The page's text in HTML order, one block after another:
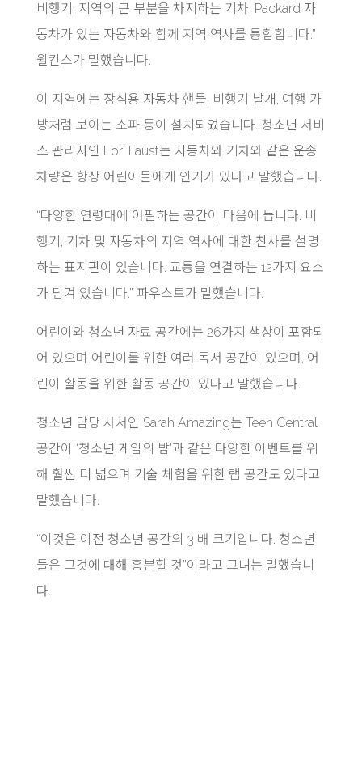
비행기, 지역의 큰 부분을 차지하는 기차, Packard 자
동차가 있는 자동차와 함께 지역 역사를 통합합니다.”
윌킨스가 말했습니다.
이 지역에는 장식용 자동차 핸들, 비행기 날개, 여행 가
방처럼 보이는 소파 등이 설치되었습니다. 청소년 서비
스 관리자인 Lori Faust는 자동차와 기차와 같은 운송
차량은 항상 어린이들에게 인기가 있다고 말했습니다.
“다양한 연령대에 어필하는 공간이 마음에 듭니다. 비
행기, 기차 및 자동차의 지 역 역사에 대한 찬사를 설명
하는 표지판이 있습니다. 교통을 연결하는 12가지 요소
가 담겨 있습니다.” 파우스트가 말했습니다.
어린이와 청소년 자료 공간에는 26가지 색상이 포함되
어 있으며 어린이를 위한 여러 독서 공간이 있으며, 어
린이 활동을 위한 활동 공간이 있다고 말했습니다.
청소년 담당 사서인 Sarah Amazing는 Teen Central
공간이 ‘청소년 게임의 밤’과 같은 다양한 이벤트를 위
해 훨씬 더 넓으며 기술 체험을 위한 랩 공간도 있다고
말했습니다.
“이것은 이전 청소년 공간의 3 배 크기입니다. 청소년
들은 그것에 대해 흥분할 것”이라고 그녀는 말했습니
다.